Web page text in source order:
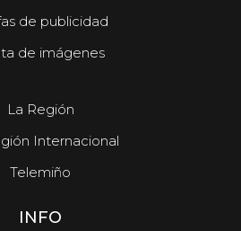
de publicidad
de imágenes
La Región
Internacional
Telemiño
INFO